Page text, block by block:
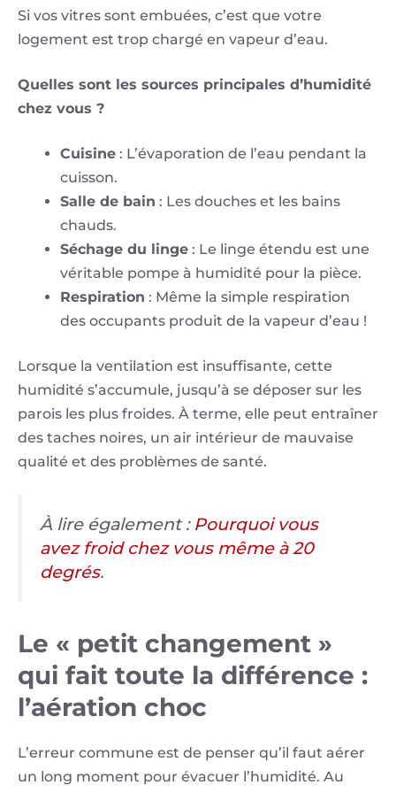
Si vos vitres sont embuées, c’est que votre
logement est trop chargé en vapeur d’eau.
Quelles sont les sources principales d’humidité
chez vous ?
Cuisine : L’évaporation de l’eau pendant la
cuisson.
Salle de bain : Les douches et les bains
chauds.
Séchage du linge : Le linge étendu est une
véritable pompe à humidité pour la pièce.
Respiration : Même la simple respiration
des occupants produit de la vapeur d’eau !
Lorsque la ventilation est insuffisante, cette
humidité s’accumule, jusqu’à se déposer sur les
parois les plus froides. À terme, elle peut entraîner
des taches noires, un air intérieur de mauvaise
qualité et des problèmes de santé.
À lire également : Pourquoi vous
avez froid chez vous même à 20
degrés.
Le « petit changement »
qui fait toute la différence :
l’aération choc
L’erreur commune est de penser qu’il faut aérer
un long moment pour évacuer l’humidité. Au